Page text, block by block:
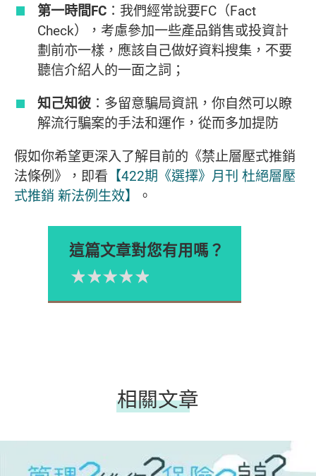
第一時間FC ：我們經常說要FC（Fact
Check），考慮參加一些產品銷售或投資計
劃前亦一樣，應該自己做好資料搜集，不要
聽信介紹人的一面之詞；
知己知彼 ：多留意騙局資訊，你自然可以瞭
解流行騙案的手法和運作，從而多加提防
假如你希望更深入了解目前的《禁止層壓式推銷
法條例》，即看 【422期《選擇》月刊 杜絕層壓
式推銷 新法例生效】
。
這篇文章對您有用嗎？
Please rate
4星
3星
2星
1星
相關文章